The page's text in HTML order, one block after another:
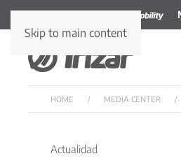
Skip to main content
HOME MEDIA CENTER
Actualidad